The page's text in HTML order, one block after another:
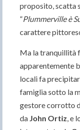
proposito, scatta
“Plummerville è
carattere
Ma la tranquillità
apparentemente
locali fa
famiglia sotto la
gestore corrotto
da John Ortiz , e